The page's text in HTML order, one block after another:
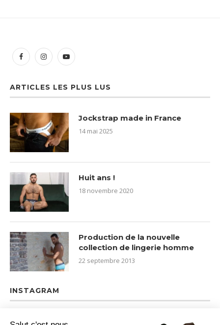
ARTICLES LES PLUS LUS
Jockstrap made in France
14 mai 2025
Huit ans !
18 novembre 2020
Production de la nouvelle
collection de lingerie homme
22 septembre 2013
INSTAGRAM